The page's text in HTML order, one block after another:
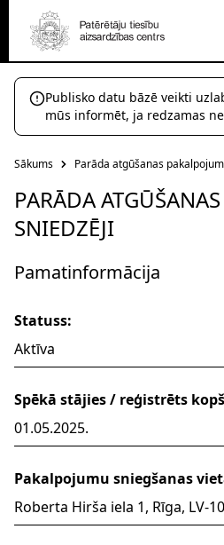
Publisko datu bāzē veikti
mūs informēt, ja redzamas
Sākums Parāda atgūšanas
PARĀDA
SNIEDZĒJI
Pamatinformācija
Statuss:
Aktīva
Spēkā stājies / reģistrēts
01.05.2025.
Pakalpojumu sniegšanas
Roberta Hirša iela 1, Rīga, LV-